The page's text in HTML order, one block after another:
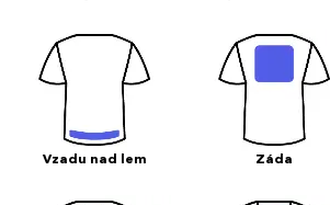
Vzadu nad lem Záda